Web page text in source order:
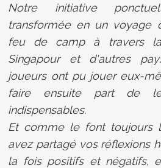
Notre initiative
transformée en un
feu de camp à travers
Singapour et d'autres
joueurs ont pu jouer eux-
faire ensuite part de
indispensables.
Et comme le font toujours
avez partagé vos réflexions
la fois positifs et négatifs,